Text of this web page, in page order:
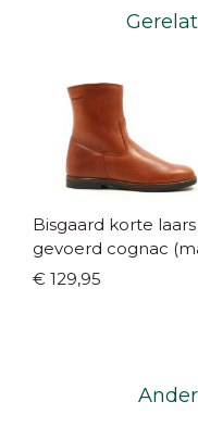
Bisgaard korte laars
gevoerd cognac
30-40)
€ 129,95